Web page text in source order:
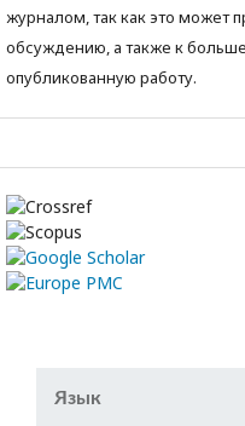
журналом, так как это может
обсуждению, а также к
опубликованную работу.
Язык